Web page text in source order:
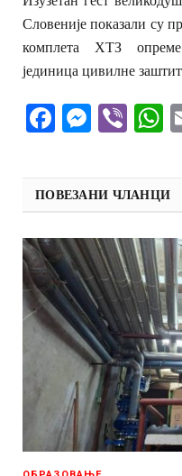
Словеније показали су
комплета ХТЗ
јединица цивилне
Facebook
ПОВЕЗАНИ ЧЛАНЦИ